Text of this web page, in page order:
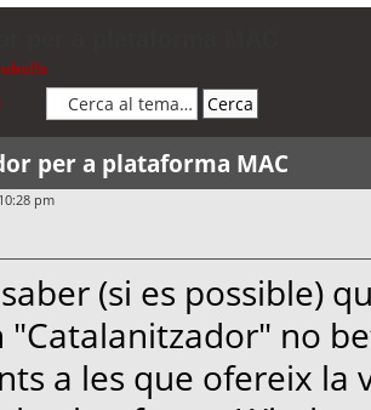
per a plataforma MAC
pm
(si es possible)
"Catalanitzador" no
a les que ofereix la